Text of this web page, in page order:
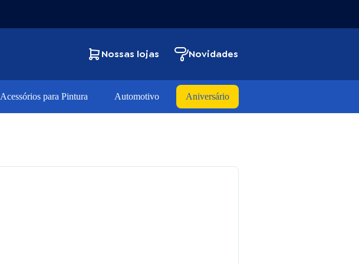
Nossas lojas Novidades
Acessórios para Pintura Automotivo Aniversário